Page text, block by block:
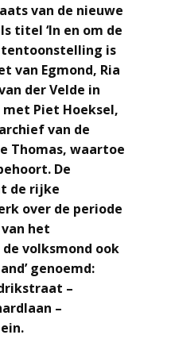
van de nieuwe
titel ‘In en om de
tentoonstelling is
van Egmond, Ria
der Velde in
Piet Hoeksel,
van de
Thomas, waartoe
De
de rijke
over de periode
het
volksmond ook
genoemd:
–
–